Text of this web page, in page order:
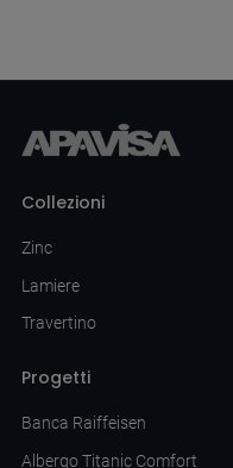
Collezioni
Zinc
Lamiere
Travertino
Progetti
Banca Raiffeisen
Albergo Titanic Comfort